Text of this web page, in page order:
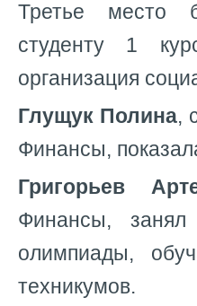
Третье место
студенту 1
организация
Глущук Полина,
Финансы,
Григорьев
Финансы,
олимпиады,
техникумов.